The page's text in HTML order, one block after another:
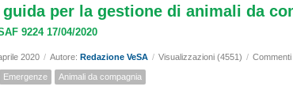
guida per la gestione di animali da
9224 17/04/2020
2020 / Autore: Redazione VeSA / Visualizzazioni (4551) / Commenti
Emergenze Animali da compagnia